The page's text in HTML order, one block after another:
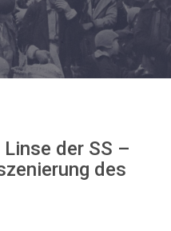
der SS –
des